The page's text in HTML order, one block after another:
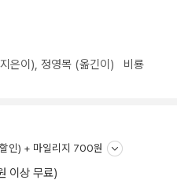
은이), 정영목 (옮긴이) 비룡
인) + 마일리지 700원
이상 무료)